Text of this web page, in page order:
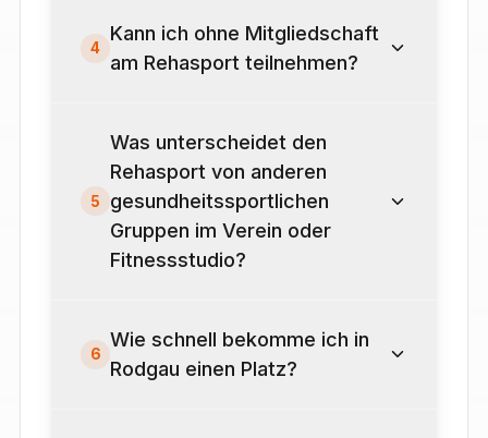
4
Kann ich ohne Mitgliedschaft
am Rehasport teilnehmen?
5
Was unterscheidet den
Rehasport von anderen
gesundheitssportlichen
Gruppen im Verein oder
Fitnessstudio?
6
Wie schnell bekomme ich in
Rodgau einen Platz?